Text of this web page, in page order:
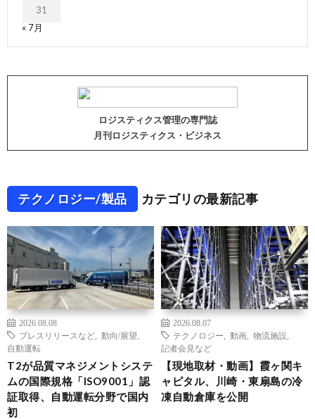
31
« 7月
ロジスティクス管理の専門誌
月刊ロジスティクス・ビジネス
テクノロジー/製品 カテゴリの最新記事
2026.08.08
プレスリリースなど
動向/展望
自動運転
T2が品質マネジメントシステ
ムの国際規格「ISO9001」認
証取得、自動運転分野で国内
初
2026.08.07
テクノロジー
動画 物流施設
記者会見など
【現地取材・動画】霞ヶ関キ
ャピタル、川崎・東扇島の冷
凍自動倉庫を公開